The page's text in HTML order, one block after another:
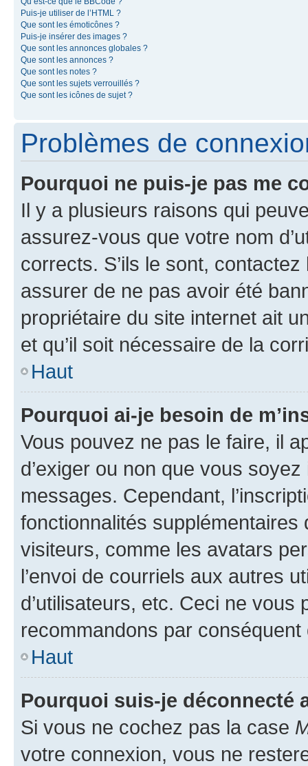
Puis-je utiliser de l’HTML ?
Que sont les émoticônes ?
Puis-je insérer des images ?
Que sont les annonces globales ?
Que sont les annonces ?
Que sont les notes ?
Que sont les sujets verrouillés ?
Que sont les icônes de sujet ?
Problèmes de
Pourquoi ne puis-je pas me
Il y a plusieurs raisons qui
assurez-vous que votre nom
corrects. S’ils le sont,
assurer de ne pas avoir été
propriétaire du site internet ait
et qu’il soit nécessaire de la
Haut
Pourquoi ai-je besoin de
Vous pouvez ne pas le faire, il
d’exiger ou non que vous
messages. Cependant,
fonctionnalités
visiteurs, comme les avatars
l’envoi de courriels aux autres
d’utilisateurs, etc. Ceci ne vous
recommandons par conséquent
Haut
Pourquoi suis-je déconnecté
Si vous ne cochez pas la case
votre connexion, vous ne